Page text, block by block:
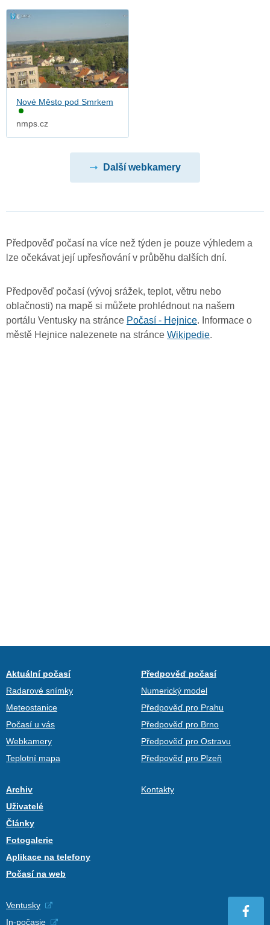
Nové Město pod Smrkem
nmps.cz
Další webkamery
Předpověď počasí na více než týden je pouze výhledem a
lze očekávat její upřesňování v průběhu dalších dní.
Předpověď počasí (vývoj srážek, teplot, větru nebo
oblačnosti) na mapě si můžete prohlédnout na našem
portálu Ventusky na stránce Počasí - Hejnice. Informace o
městě Hejnice nalezenete na stránce Wikipedie.
Aktuální počasí
Radarové snímky
Meteostanice
Počasí u vás
Webkamery
Teplotní mapa
Předpověď počasí
Numerický model
Předpověď pro Prahu
Předpověď pro Brno
Předpověď pro Ostravu
Předpověď pro Plzeň
Archiv
Uživatelé
Články
Fotogalerie
Aplikace na telefony
Počasí na web
Kontakty
Ventusky
In-počasie